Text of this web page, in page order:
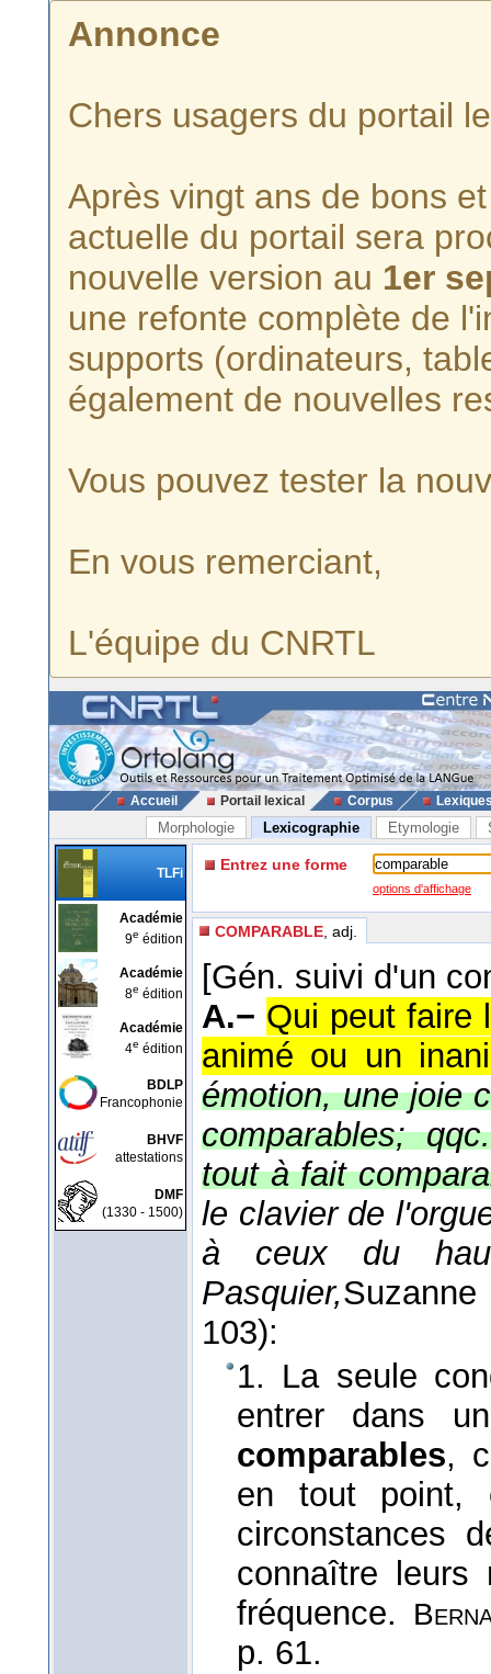
Annonce
Chers usagers du portail
Après vingt ans de bons
actuelle du portail sera
nouvelle version au 1er
une refonte complète de
supports (ordinateurs,
également de nouvelles
Vous pouvez tester la
En vous remerciant,
L'équipe du CNRTL
Accueil Portail lexical Corpus
Morphologie Lexicographie Etymologie
TLFi
Académie
9e édition
Académie
8e édition
Académie
4e édition
BDLP
Francophonie
BHVF
attestations
DMF
(1330 - 1500)
Entrez une forme
options d'affichage
COMPARABLE , adj.
[Gén. suivi d'un
A.− Qui peut faire
animé ou un
émotion, une joie
comparables;
tout à fait
le clavier de
à ceux du
Pasquier,
103):
1. La seule
entrer dans
comparables,
en tout point,
circonstances
connaître leurs
fréquence.
p. 61.